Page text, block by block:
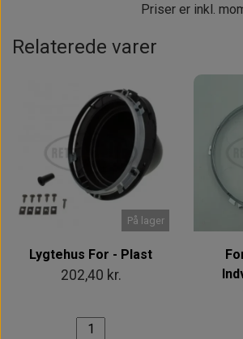
Priser er inkl.
Relaterede varer
På lager
Lygtehus For - Plast
202,40 kr.